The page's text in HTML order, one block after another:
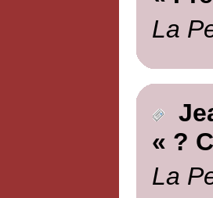
La
« ?
La